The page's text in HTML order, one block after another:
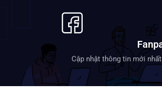
Cập nhật thông tin mới